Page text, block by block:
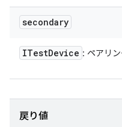
secondary
ITestDevice : ペアリ
戻り値